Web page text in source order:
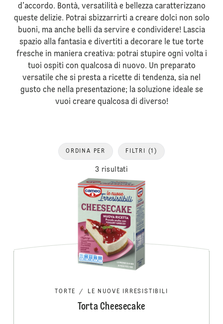
d’accordo. Bontà, versatilità e bellezza caratterizzano
queste delizie. Potrai sbizzarrirti a creare dolci non solo
buoni, ma anche belli da servire e condividere! Lascia
spazio alla fantasia e divertiti a decorare le tue torte
fresche in maniera creativa: potrai stupire ogni volta i
tuoi ospiti con qualcosa di nuovo. Un preparato
versatile che si presta a ricette di tendenza, sia nel
gusto che nella presentazione; la soluzione ideale se
vuoi creare qualcosa di diverso!
3 risultati
ORDINA PER FILTRI (1)
TORTE / LE NUOVE IRRESISTIBILI
Torta Cheesecake